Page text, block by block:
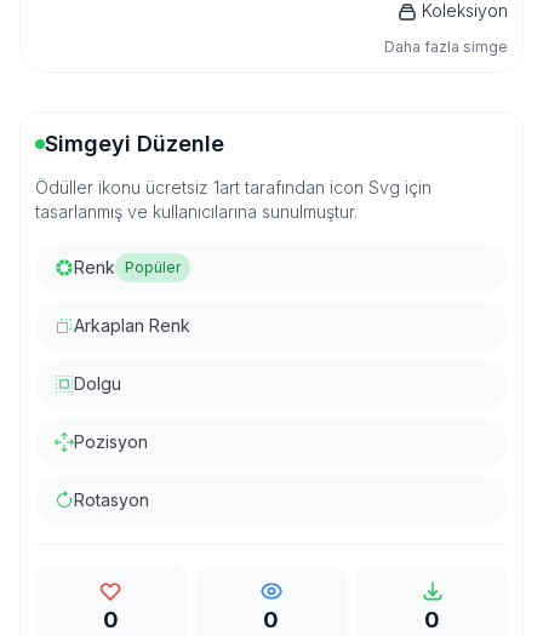
Koleksiyon
Daha fazla simge
Simgeyi Düzenle
Ödüller ikonu ücretsiz 1art tarafından icon Svg için
tasarlanmış ve kullanıcılarına sunulmuştur.
Renk Popüler
Arkaplan Renk
Dolgu
Pozisyon
Rotasyon
0 0 0